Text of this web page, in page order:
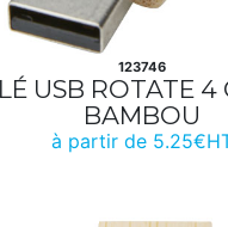
123746
USB ROTATE 4
BAMBOU
à partir de